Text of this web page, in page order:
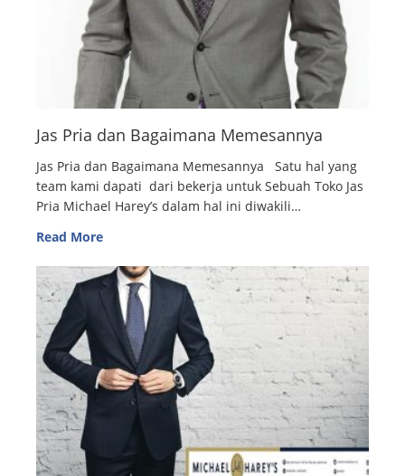
Jas Pria dan Bagaimana Memesannya
Jas Pria dan Bagaimana Memesannya Satu hal yang
team kami dapati dari bekerja untuk Sebuah Toko Jas
Pria Michael Harey’s dalam hal ini diwakili…
Read More